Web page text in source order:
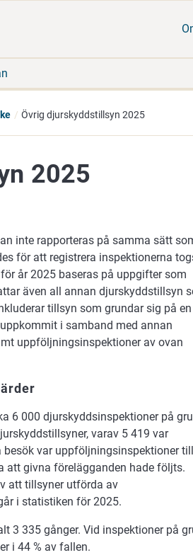
Övrig djurskyddstillsyn 2025
2025
inte rapporteras på samma sätt
för att registrera inspektionerna
år 2025 baseras på uppgifter som
även all annan djurskyddstillsyn
tillsyn som grundar sig på en
i samband med annan
uppföljningsinspektioner av ovan
6 000 djurskyddsinspektioner på
varav 5 419 var
var uppföljningsinspektioner till
att givna förelägganden hade följts.
att tillsyner utförda av
i statistiken för 2025.
3 335 gånger. Vid inspektioner på
i 44 % av fallen.